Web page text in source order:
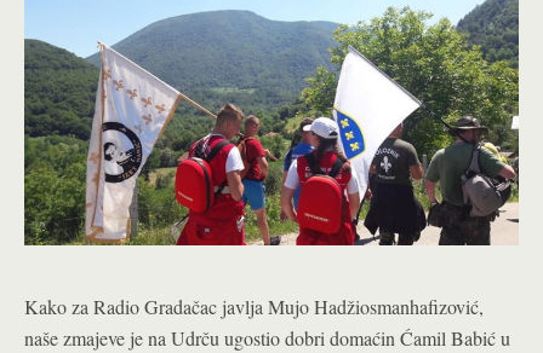
Kako za Radio Gradačac javlja Mujo Hadžiosmanhafizović,
naše zmajeve je na Udrču ugostio dobri domaćin Ćamil Babić u